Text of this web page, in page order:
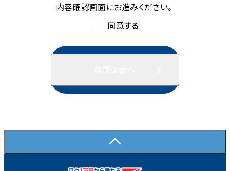
内容確認画面にお進みください。
同意する